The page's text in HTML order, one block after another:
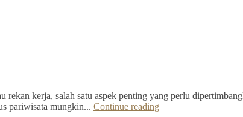
rekan kerja, salah satu aspek penting yang perlu
pariwisata mungkin... Continue reading